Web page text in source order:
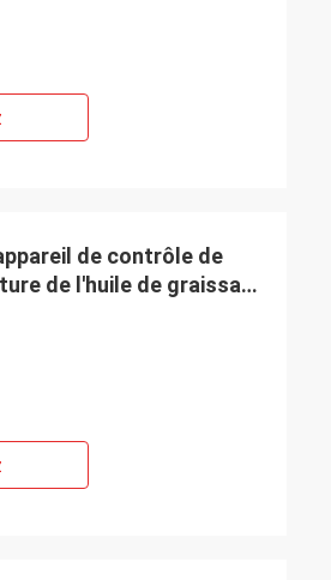
de contrôle de
de l'huile de graissage